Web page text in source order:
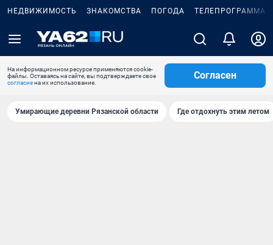
НЕДВИЖИМОСТЬ ЗНАКОМСТВА ПОГОДА ТЕЛЕПРОГРАММА
На информационном ресурсе применяются cookie-
файлы. Оставаясь на сайте, вы подтверждаете свое
согласиена их использование.
Согласен
Умирающие деревни Рязанской области Где отдохнуть этим летом